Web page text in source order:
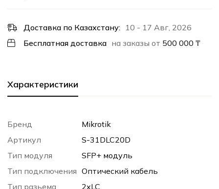
Доставка по Казахстану: 10 - 17 Авг, 2026
Бесплатная доставка на заказы от 500 000 ₸
Характеристики
Бренд
Mikrotik
Артикул
S-31DLC20D
Тип модуля
SFP+ модуль
Тип подключения Оптический кабель
Тип разьема
2xLC